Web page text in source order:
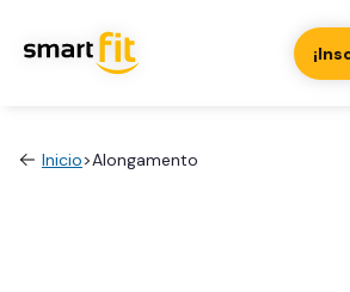
Inicio>Alongamento